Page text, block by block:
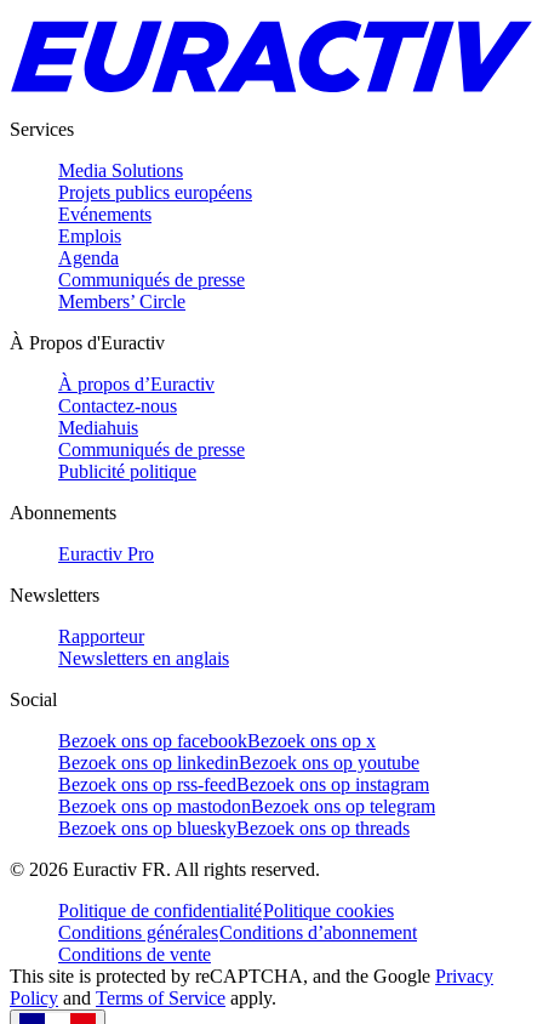
Services
Media Solutions
Projets publics européens
Evénements
Emplois
Agenda
Communiqués de presse
Members’ Circle
À Propos d'Euractiv
À propos d’Euractiv
Contactez-nous
Mediahuis
Communiqués de presse
Publicité politique
Abonnements
Euractiv Pro
Newsletters
Rapporteur
Newsletters en anglais
Social
Bezoek ons op facebookBezoek ons op x
Bezoek ons op linkedinBezoek ons op youtube
Bezoek ons op rss-feedBezoek ons op instagram
Bezoek ons op mastodonBezoek ons op telegram
Bezoek ons op blueskyBezoek ons op threads
© 2026 Euractiv FR. All rights reserved.
Politique de confidentialitéPolitique cookies
Conditions généralesConditions d’abonnement
Conditions de vente
This site is protected by reCAPTCHA, and the Google Privacy
Policy and Terms of Service apply.